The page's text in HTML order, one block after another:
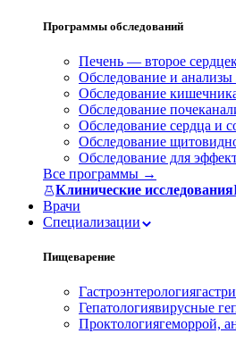
Программы обследований
Печень — второе сердце
Обследование и анализы
Обследование
Обследование почек
Обследование сердца и
Обследование
Обследование для
Все программы →
Клинические исследования
Врачи
Специализации
Пищеварение
Гастроэнтерология
Гепатологиявирусные
Проктологиягеморрой,